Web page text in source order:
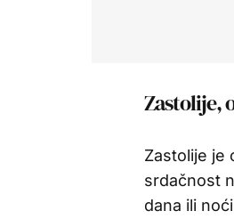
Zastolije,
Zastolije je
srdačnost
dana ili